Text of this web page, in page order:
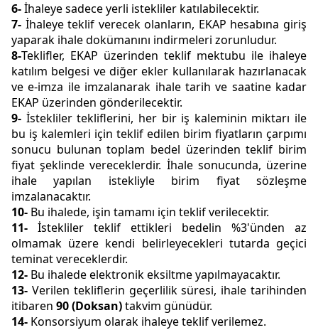
6-İhaleye sadece yerli istekliler katılabilecektir.
7- İhaleye teklif verecek olanların, EKAP hesabına giriş
yaparak ihale dokümanını indirmeleri zorunludur.
8-Teklifler, EKAP üzerinden teklif mektubu ile ihaleye
katılım belgesi ve diğer ekler kullanılarak hazırlanacak
ve e-imza ile imzalanarak ihale tarih ve saatine kadar
EKAP üzerinden gönderilecektir.
9- İstekliler tekliflerini, her bir iş kaleminin miktarı ile
bu iş kalemleri için teklif edilen birim fiyatların çarpımı
sonucu bulunan toplam bedel üzerinden teklif birim
fiyat şeklinde vereceklerdir. İhale sonucunda, üzerine
ihale yapılan istekliyle birim fiyat sözleşme
imzalanacaktır.
10- Bu ihalede, işin tamamı için teklif verilecektir.
11- İstekliler teklif ettikleri bedelin %3'ünden az
olmamak üzere kendi belirleyecekleri tutarda geçici
teminat vereceklerdir.
12- Bu ihalede elektronik eksiltme yapılmayacaktır.
13- Verilen tekliflerin geçerlilik süresi, ihale tarihinden
itibaren 90 (Doksan)takvim günüdür.
14- Konsorsiyum olarak ihaleye teklif verilemez.